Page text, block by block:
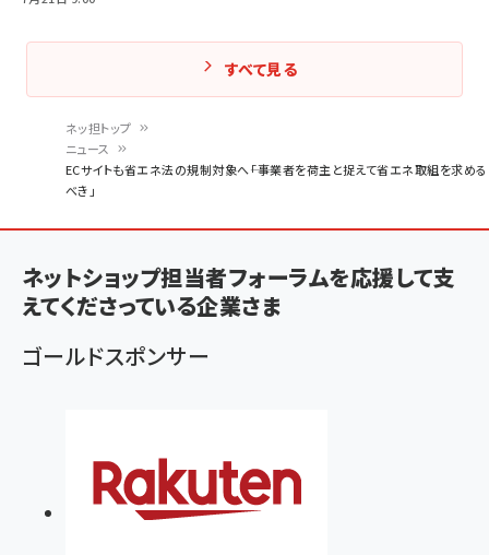
く
ず
ネッ担トップ
ニュース
ECサイトも省エネ法の規制対象へ――「事業者を荷主と捉えて省エネ取組を求める
べき」
すべて見る
ネットショップ担当者フォーラムを応援して支
えてくださっている企業さま
ゴールドスポンサー